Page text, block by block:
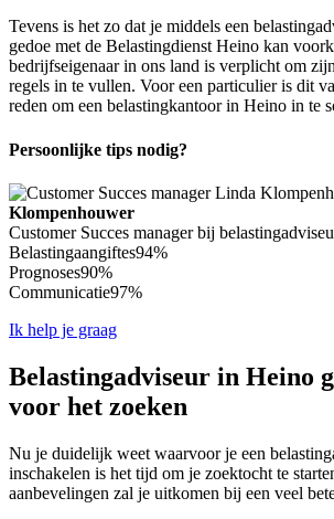
Tevens is het zo dat je middels een
gedoe met de Belastingdienst Heino kan
bedrijfseigenaar in ons land is verplicht om
regels in te vullen. Voor een particulier is dit
reden om een belastingkantoor in Heino in te
Persoonlijke tips nodig?
Klompenhouwer
Customer Succes manager bij
Belastingaangiftes94%
Prognoses90%
Communicatie97%
Ik help je graag
Belastingadviseur in Heino
voor het zoeken
Nu je duidelijk weet waarvoor je een
inschakelen is het tijd om je zoektocht te
aanbevelingen zal je uitkomen bij een veel